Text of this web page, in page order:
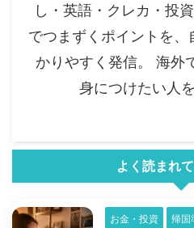
し・英語・クレカ・投
でつまずくポイントを
かりやすく発信。 海外
身につけたい人
よく読まれ
お金・投資 帰国